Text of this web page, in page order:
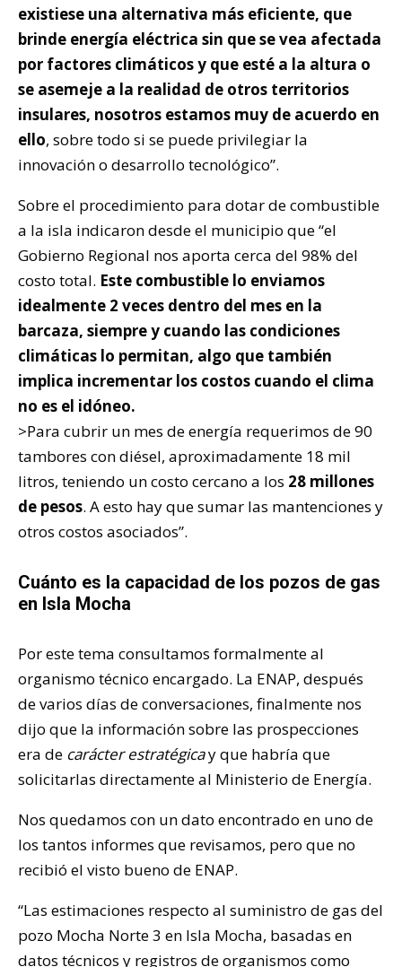
existiese una alternativa más eficiente, que
brinde energía eléctrica sin que se vea afectada
por factores climáticos y que esté a la altura o
se asemeje a la realidad de otros territorios
insulares, nosotros estamos muy de acuerdo en
ello, sobre todo si se puede privilegiar la
innovación o desarrollo tecnológico”.
Sobre el procedimiento para dotar de combustible
a la isla indicaron desde el municipio que “el
Gobierno Regional nos aporta cerca del 98% del
costo total. Este combustible lo enviamos
idealmente 2 veces dentro del mes en la
barcaza, siempre y cuando las condiciones
climáticas lo permitan, algo que también
implica incrementar los costos cuando el clima
no es el idóneo.
>Para cubrir un mes de energía requerimos de 90
tambores con diésel, aproximadamente 18 mil
litros, teniendo un costo cercano a los 28 millones
de pesos. A esto hay que sumar las mantenciones y
otros costos asociados”.
Cuánto es la capacidad de los pozos de gas
en Isla Mocha
Por este tema consultamos formalmente al
organismo técnico encargado. La ENAP, después
de varios días de conversaciones, finalmente nos
dijo que la información sobre las prospecciones
era de carácter estratégicay que habría que
solicitarlas directamente al Ministerio de Energía.
Nos quedamos con un dato encontrado en uno de
los tantos informes que revisamos, pero que no
recibió el visto bueno de ENAP.
“Las estimaciones respecto al suministro de gas del
pozo Mocha Norte 3 en Isla Mocha, basadas en
datos técnicos y registros de organismos como